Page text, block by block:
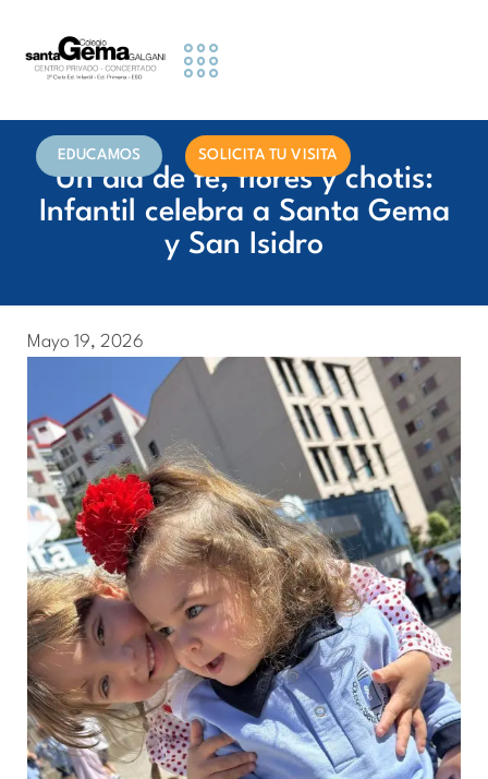
EDUCAMOS SOLICITA TU VISITA
Un día de fe, flores y chotis:
Infantil celebra a Santa Gema
y San Isidro
Mayo 19, 2026